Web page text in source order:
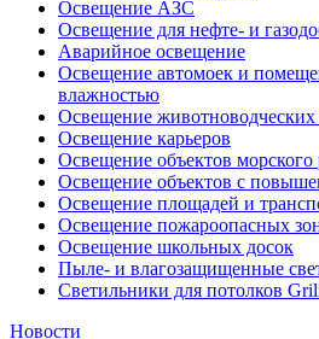
Освещение АЗС
Освещение для нефте- и
Аварийное освещение
Освещение автомоек и
влажностью
Освещение животноводческих
Освещение карьеров
Освещение объектов морского
Освещение объектов с
Освещение площадей и
Освещение пожароопасных
Освещение школьных досок
Пыле- и влагозащищенные
Светильники для потолков
Новости